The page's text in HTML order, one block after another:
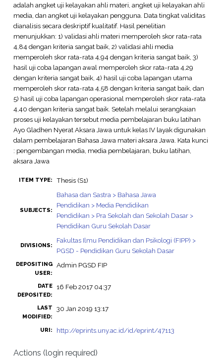
adalah angket uji kelayakan ahli materi, angket uji kelayakan ahli
media, dan angket uji kelayakan pengguna. Data tingkat validitas
dianalisis secara deskriptif kualitatif. Hasil penelitian
menunjukkan: 1) validasi ahli materi memperoleh skor rata-rata
4,84 dengan kriteria sangat baik, 2) validasi ahli media
memperoleh skor rata-rata 4,94 dengan kriteria sangat baik, 3)
hasil uji coba lapangan awal memperoleh skor rata-rata 4,29
dengan kriteria sangat baik, 4) hasil uji coba lapangan utama
memperoleh skor rata-rata 4,58 dengan kriteria sangat baik, dan
5) hasil uji coba lapangan operasional memperoleh skor rata-rata
4,40 dengan kriteria sangat baik. Setelah melalui serangkaian
proses uji kelayakan tersebut media pembelajaran buku latihan
Ayo Gladhen Nyerat Aksara Jawa untuk kelas IV layak digunakan
dalam pembelajaran Bahasa Jawa materi aksara Jawa. Kata kunci
: pengembangan media, media pembelajaran, buku latihan,
aksara Jawa
ITEM TYPE: Thesis (S1)
SUBJECTS:
Bahasa dan Sastra > Bahasa Jawa
Pendidikan > Media Pendidikan
Pendidikan > Pra Sekolah dan Sekolah Dasar >
Pendidikan Guru Sekolah Dasar
DIVISIONS:
Fakultas Ilmu Pendidikan dan Psikologi (FIPP) >
PGSD - Pendidikan Guru Sekolah Dasar
DEPOSITING
USER:
Admin PGSD FIP
DATE
DEPOSITED:
16 Feb 2017 04:37
LAST
MODIFIED:
30 Jan 2019 13:17
URI: http://eprints.uny.ac.id/id/eprint/47113
Actions (login required)